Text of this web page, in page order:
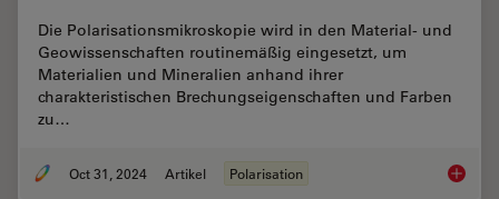
Die Polarisationsmikroskopie wird in den Material- und
Geowissenschaften routinemäßig eingesetzt, um
Materialien und Mineralien anhand ihrer
charakteristischen Brechungseigenschaften und Farben
zu…
Oct 31, 2024 Artikel Polarisation Das